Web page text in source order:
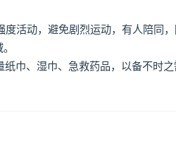
活动，避免剧烈运动，有人陪同
巾、湿巾、急救药品，以备不时